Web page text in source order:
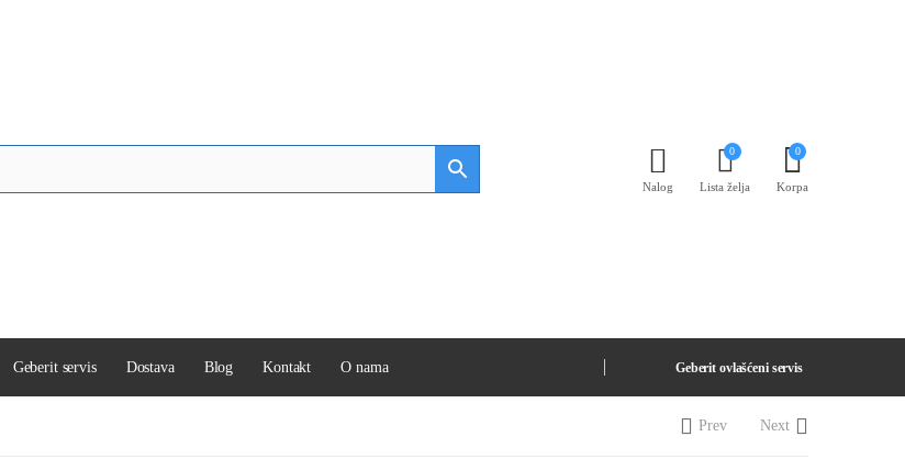
Nalog
0
Lista želja
0
Korpa
Geberit servis Dostava Blog Kontakt O nama Geberit ovlašćeni servis
Prev Next